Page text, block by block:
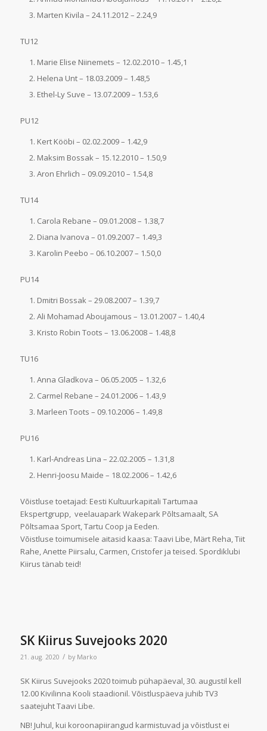
Marten Kivila – 24.11.2012 – 2.24,9
TU12
Marie Elise Niinemets – 12.02.2010 – 1.45,1
Helena Unt – 18.03.2009 – 1.48,5
Ethel-Ly Suve – 13.07.2009 – 1.53,6
PU12
Kert Kööbi – 02.02.2009 – 1.42,9
Maksim Bossak – 15.12.2010 – 1.50,9
Aron Ehrlich – 09.09.2010 – 1.54,8
TU14
Carola Rebane – 09.01.2008 – 1.38,7
Diana Ivanova – 01.09.2007 – 1.49,3
Karolin Peebo – 06.10.2007 – 1.50,0
PU14
Dmitri Bossak – 29.08.2007 – 1.39,7
Ali Mohamad Aboujamous – 13.01.2007 – 1.40,4
Kristo Robin Toots – 13.06.2008 – 1.48,8
TU16
Anna Gladkova – 06.05.2005 – 1.32,6
Carmel Rebane – 24.01.2006 – 1.43,9
Marleen Toots – 09.10.2006 – 1.49,8
PU16
Karl-Andreas Lina – 22.02.2005 – 1.31,8
Henri-Joosu Maide – 18.02.2006 – 1.42,6
Võistluse toetajad: Eesti Kultuurkapitali Tartumaa
Ekspertgrupp, veelauapark Wakepark Põltsamaalt, SA
Põltsamaa Sport, Tartu Coop ja Eeden.
Võistluse toimumisele aitasid kaasa: Taavi Libe, Märt Reha, Tiit
Rahe, Anette Piirsalu, Carmen, Cristofer ja teised. Spordiklubi
Kiirus tänab teid!
SK Kiirus Suvejooks 2020
21. aug. 2020 / by Marko
SK Kiirus Suvejooks 2020 toimub pühapäeval, 30. augustil kell
12.00 Kivilinna Kooli staadionil. Võistluspäeva juhib TV3
saatejuht Taavi Libe.
NB! Juhul, kui koroonapiirangud karmistuvad ja võistlust ei